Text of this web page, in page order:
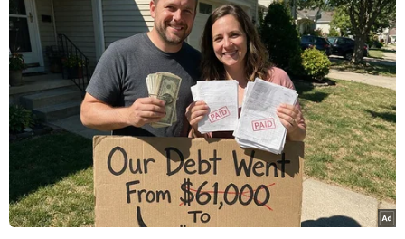
Hàn Quốc: Xuất hiện ổ dịch COVID-19 tại
chợ cá Busan
09/03/2021 10:57
Qua điều tra dịch tễ, cơ quan y tế địa phương đã xác
định được hơn 360 người tiếp xúc gần với các bệnh
nhân. Khoảng 1/4 lao động trong chợ phải nghỉ việc.